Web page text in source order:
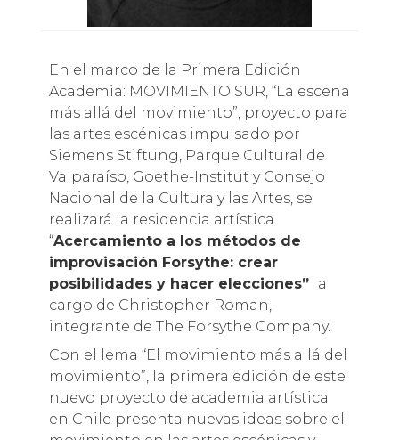
En el marco de la Primera Edición
Academia: MOVIMIENTO SUR, “La escena
más allá del movimiento”, proyecto para
las artes escénicas impulsado por
Siemens Stiftung, Parque Cultural de
Valparaíso, Goethe-Institut y Consejo
Nacional de la Cultura y las Artes, se
realizará la residencia artística
“Acercamiento a los métodos de
improvisación Forsythe: crear
posibilidades y hacer elecciones” a
cargo de Christopher Roman,
integrante de The Forsythe Company.
Con el lema “El movimiento más allá del
movimiento”, la primera edición de este
nuevo proyecto de academia artística
en Chile presenta nuevas ideas sobre el